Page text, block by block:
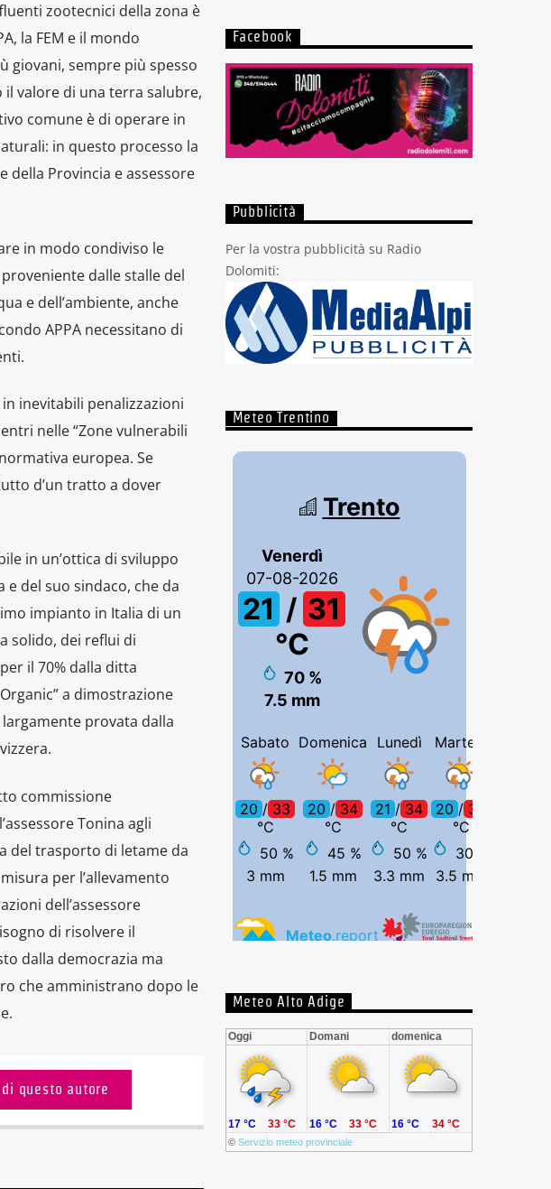
zootecnici della zona è
la FEM e il mondo
giovani, sempre più spesso
valore di una terra salubre,
comune è di operare in
in questo processo la
della Provincia e assessore
in modo condiviso le
dalle stalle del
e dell’ambiente, anche
APPA necessitano di
inevitabili penalizzazioni
nelle “Zone vulnerabili
europea. Se
d’un tratto a dover
in un’ottica di sviluppo
del suo sindaco, che da
impianto in Italia di un
solido, dei reflui di
il 70% dalla ditta
a dimostrazione
provata dalla
commissione
Tonina agli
del trasporto di letame da
per l’allevamento
dell’assessore
di risolvere il
dalla democrazia ma
che amministrano dopo le
questo autore
Facebook
Pubblicità
Per la vostra pubblicità su Radio
Dolomiti:
Meteo Trentino
Meteo Alto Adige
Oggi Domani domenica
© Servizio meteo provinciale
17 °C 33 °C 16 °C 33 °C 16 °C 34 °C